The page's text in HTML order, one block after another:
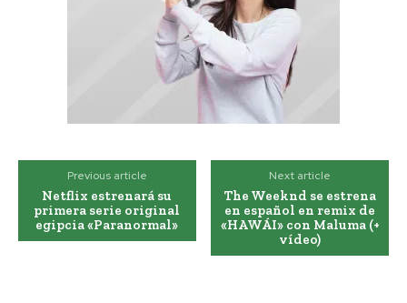
Previous article
Netflix estrenará su
primera serie original
egipcia «Paranormal»
Next article
The Weeknd se estrena
en español en remix de
«HAWÁI» con Maluma (+
vídeo)